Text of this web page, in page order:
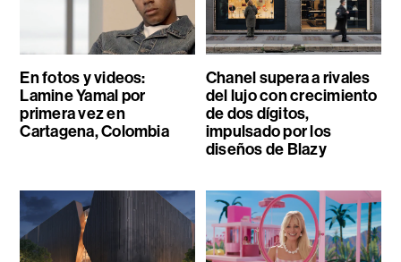
En fotos y videos:
Lamine Yamal por
primera vez en
Cartagena, Colombia
Chanel supera a rivales
del lujo con crecimiento
de dos dígitos,
impulsado por los
diseños de Blazy